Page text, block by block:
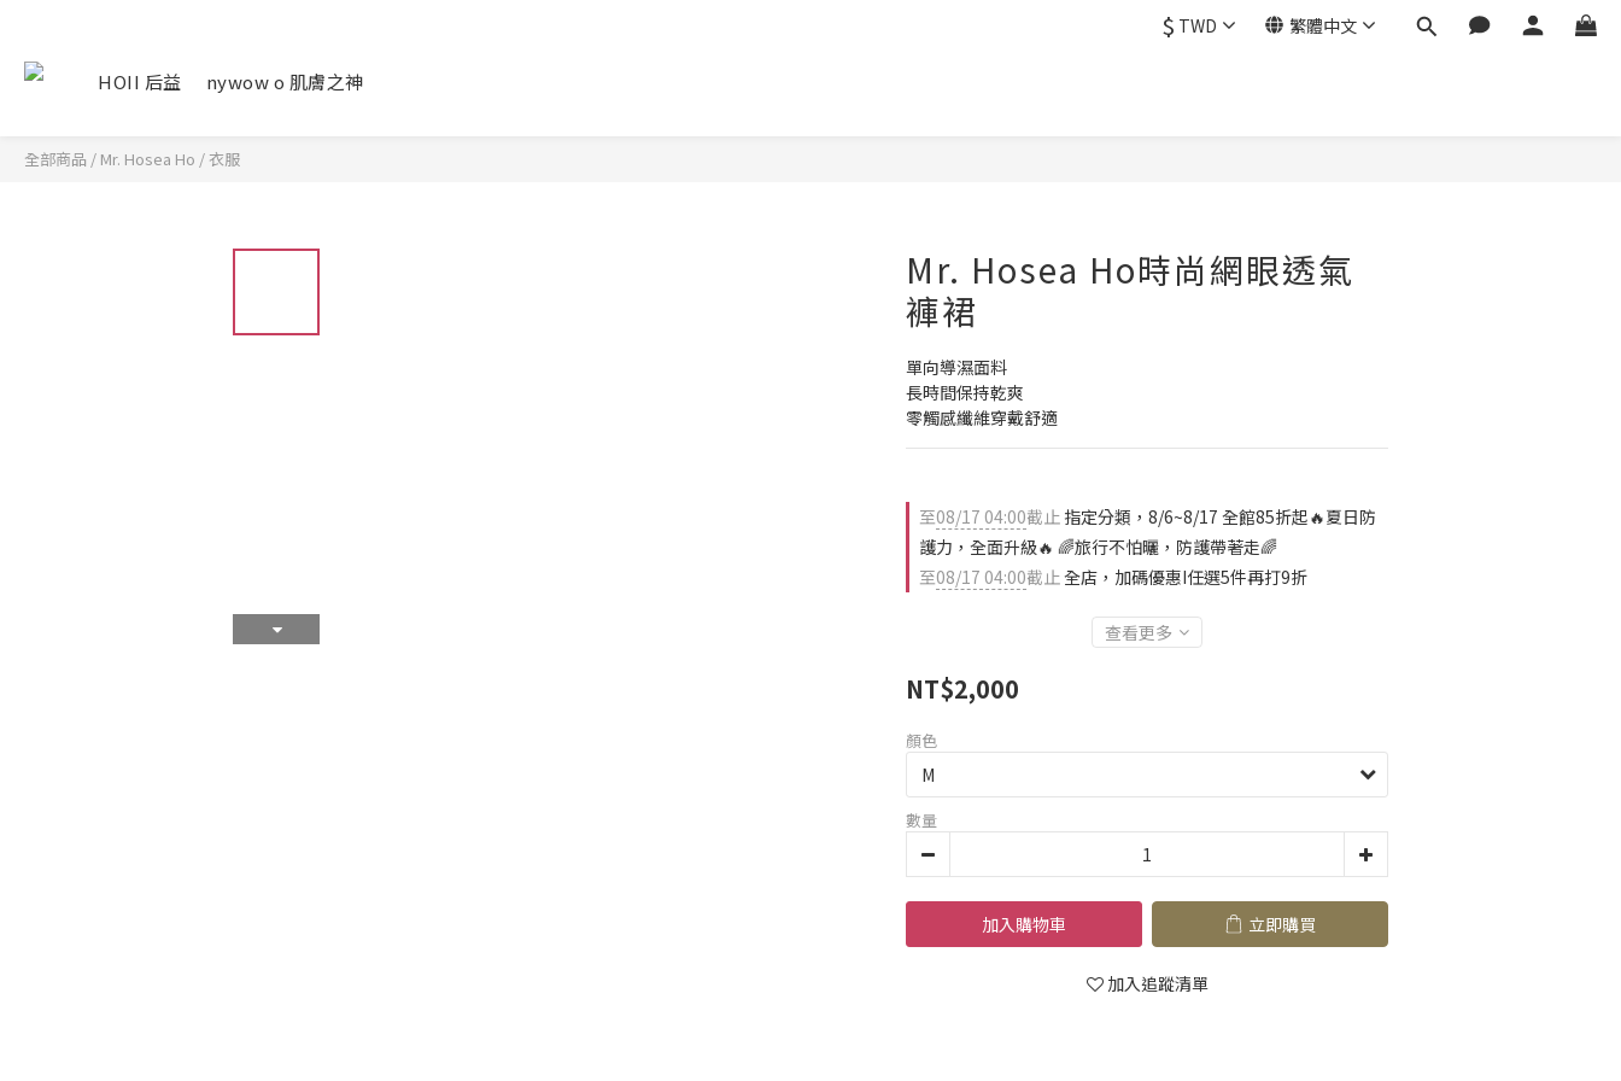
$ TWD 繁體中文
HOII 后益 nywow o 肌膚之神
全部商品 / Mr. Hosea Ho / 衣服
Mr. Hosea Ho時尚網眼透氣
褲裙
單向導濕面料
長時間保持乾爽
零觸感纖維穿戴舒適
至08/17 04:00截止 指定分類，8/6~8/17 全館85折起🔥夏日防
護力，全面升級🔥 🌈旅行不怕曬，防護帶著走🌈
至08/17 04:00截止全店，加碼優惠I任選5件再打9折
查看更多
NT$2,000
顏色
數量
加入購物車 立即購買
加入追蹤清單